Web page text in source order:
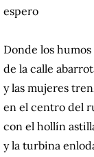
espero
Donde los humos
de la calle
y las mujeres
en el centro del
con el hollín
y la turbina